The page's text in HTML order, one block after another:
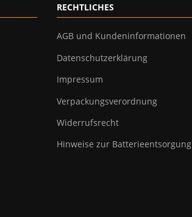
RECHTLICHES
AGB und Kundeninformationen
Datenschutzerklärung
Impressum
Verpackungsverordnung
Widerrufsrecht
Hinweise zur Batterieentsorgung